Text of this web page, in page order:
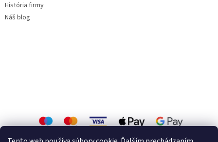
História firmy
Náš blog